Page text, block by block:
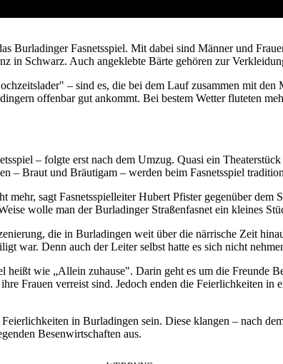
Burladinger Fasnetsspiel. Mit dabei sind Männer und
in Schwarz. Auch angeklebte Bärte gehören zur
– sind es, die bei dem Lauf zusammen mit den
offenbar gut ankommt. Bei bestem Wetter fluteten
– folgte erst nach dem Umzug. Quasi ein
– Braut und Bräutigam – werden beim Fasnetsspiel
mehr, sagt Fasnetsspielleiter Hubert Pfister gegenüber dem
wolle man der Burladinger Straßenfasnet ein kleines
die in Burladingen weit über die närrische Zeit
war. Denn auch der Leiter selbst hatte es sich nicht
wie „Allein zuhause". Darin geht es um die Freunde
Frauen verreist sind. Jedoch enden die Feierlichkeiten in
in Burladingen sein. Diese klangen – nach
Besenwirtschaften aus.